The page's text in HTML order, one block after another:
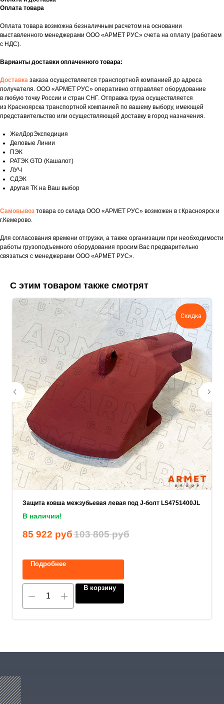
Оплата товара
Оплата товара возможна безналичным расчетом на основании
выставленного менеджерами ООО «АРМЕТ РУС» счета на оплату (работаем
с НДС).
Варианты доставки оплаченного товара:
Доставка заказа осуществляется транспортной компанией до адреса
получателя. ООО «АРМЕТ РУС» оперативно отправляет оборудование
в любую точку России и стран СНГ. Отправка груза осуществляется
из Красноярска транспортной компанией по вашему выбору, имеющей
представительство или осуществляющей доставку в город назначения.
ЖелДорЭкспедиция
Деловые Линии
ПЭК
РАТЭК GTD (Кашалот)
ЛУЧ
СДЭК
другая ТК на Ваш выбор
Самовывоз товара со склада ООО «АРМЕТ РУС» возможен в г.Красноярск и
г.Кемерово.
Для согласования времени отгрузки, а также организации при необходимости
работы грузоподъемного оборудования просим Вас предварительно
связаться с менеджерами ООО «АРМЕТ РУС».
С этим товаром также смотрят
Скидка
Защита ковша межзубьевая левая под J-болт LS4751400JL
В наличии!
85 922 руб103 805 руб
Подробнее
В корзину
Укажите номер телефона и ваше имя.
время.
Если у вас есть документация, которая
задачу — прикрепите её в поле ниже.
Нажимая на кнопку, вы соглашаетесь с
политикой конфиденциальности
Ваш телефон
Ваше имя
Прикрепите документацию (при наличии)
Add files
ОСТАВИТЬ ЗАЯВКУ
Политика конфиденциальности
Эксклюзивный представитель